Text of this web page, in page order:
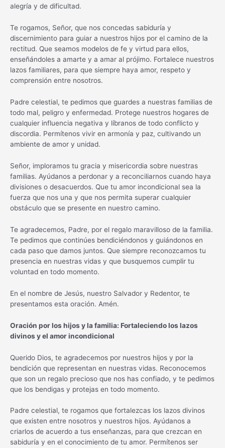
alegría y de dificultad.
Te rogamos, Señor, que nos concedas sabiduría y
discernimiento para guiar a nuestros hijos por el camino de la
rectitud. Que seamos modelos de fe y virtud para ellos,
enseñándoles a amarte y a amar al prójimo. Fortalece nuestros
lazos familiares, para que siempre haya amor, respeto y
comprensión entre nosotros.
Padre celestial, te pedimos que guardes a nuestras familias de
todo mal, peligro y enfermedad. Protege nuestros hogares de
cualquier influencia negativa y líbranos de todo conflicto y
discordia. Permítenos vivir en armonía y paz, cultivando un
ambiente de amor y unidad.
Señor, imploramos tu gracia y misericordia sobre nuestras
familias. Ayúdanos a perdonar y a reconciliarnos cuando haya
divisiones o desacuerdos. Que tu amor incondicional sea la
fuerza que nos una y que nos permita superar cualquier
obstáculo que se presente en nuestro camino.
Te agradecemos, Padre, por el regalo maravilloso de la familia.
Te pedimos que continúes bendiciéndonos y guiándonos en
cada paso que damos juntos. Que siempre reconozcamos tu
presencia en nuestras vidas y que busquemos cumplir tu
voluntad en todo momento.
En el nombre de Jesús, nuestro Salvador y Redentor, te
presentamos esta oración. Amén.
Oración por los hijos y la familia: Fortaleciendo los lazos
divinos y el amor incondicional
Querido Dios, te agradecemos por nuestros hijos y por la
bendición que representan en nuestras vidas. Reconocemos
que son un regalo precioso que nos has confiado, y te pedimos
que los bendigas y protejas en todo momento.
Padre celestial, te rogamos que fortalezcas los lazos divinos
que existen entre nosotros y nuestros hijos. Ayúdanos a
criarlos de acuerdo a tus enseñanzas, para que crezcan en
sabiduría y en el conocimiento de tu amor. Permítenos ser